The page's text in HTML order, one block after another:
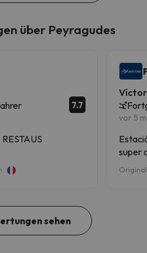
über Peyragudes
7.7
Víctor
vor 5
super
sehen